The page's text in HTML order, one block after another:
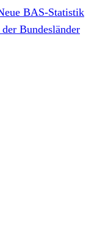
BAS-Statistik
Bundesländer